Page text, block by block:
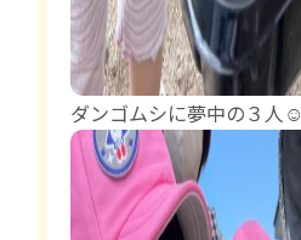
ダンゴムシに夢中の３人☺️